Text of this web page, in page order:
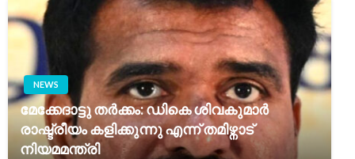
NEWS
മേക്കേദാട്ടു തർക്കം: ഡികെ ശിവകുമാർ
രാഷ്ട്രീയം കളിക്കുന്നു എന്ന് തമിഴ്നാട്
നിയമമന്ത്രി